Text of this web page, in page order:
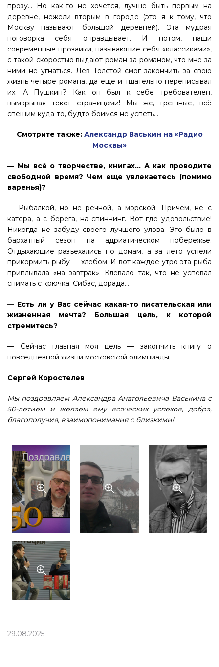
прозу… Но как-то не хочется, лучше быть первым на
деревне, нежели вторым в городе (это я к тому, что
Москву называют большой деревней). Эта мудрая
поговорка себя оправдывает. И потом, наши
современные прозаики, называющие себя «классиками»,
с такой скоростью выдают роман за романом, что мне за
ними не угнаться. Лев Толстой смог закончить за свою
жизнь четыре романа, да еще и тщательно переписывал
их. А Пушкин? Как он был к себе требователен,
вымарывая текст страницами! Мы же, грешные, всё
спешим куда-то, будто боимся не успеть…
Смотрите также: Александр Васькин на «Радио
Москвы»
— Мы всё о творчестве, книгах… А как проводите
свободной время? Чем еще увлекаетесь (помимо
варенья)?
— Рыбалкой, но не речной, а морской. Причем, не с
катера, а с берега, на спиннинг. Вот где удовольствие!
Никогда не забуду своего лучшего улова. Это было в
бархатный сезон на адриатическом побережье.
Отдыхающие разъехались по домам, а за лето успели
прикормить рыбу — хлебом. И вот каждое утро эта рыба
приплывала «на завтрак». Клевало так, что не успевал
снимать с крючка. Сибас, дорада…
— Есть ли у Вас сейчас какая-то писательская или
жизненная мечта? Большая цель, к которой
стремитесь?
— Сейчас главная моя цель — закончить книгу о
повседневной жизни московской олимпиады.
Сергей Коростелев
Мы поздравляем Александра Анатольевича Васькина с
50-летием и желаем ему всяческих успехов, добра,
благополучия, взаимопонимания с близкими!
29.08.2025